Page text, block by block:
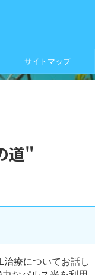
サイトマップ
道"
療についてお話し